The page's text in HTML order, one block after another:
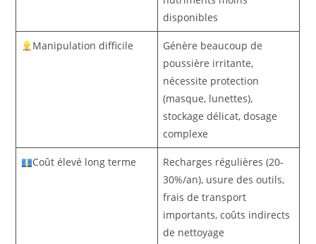
disponibles
Manipulation difficile
Génère beaucoup de
poussière irritante,
nécessite protection
(masque, lunettes),
stockage délicat, dosage
complexe
Coût élevé long terme
Recharges régulières (20-
30%/an), usure des outils,
frais de transport
importants, coûts indirects
de nettoyage